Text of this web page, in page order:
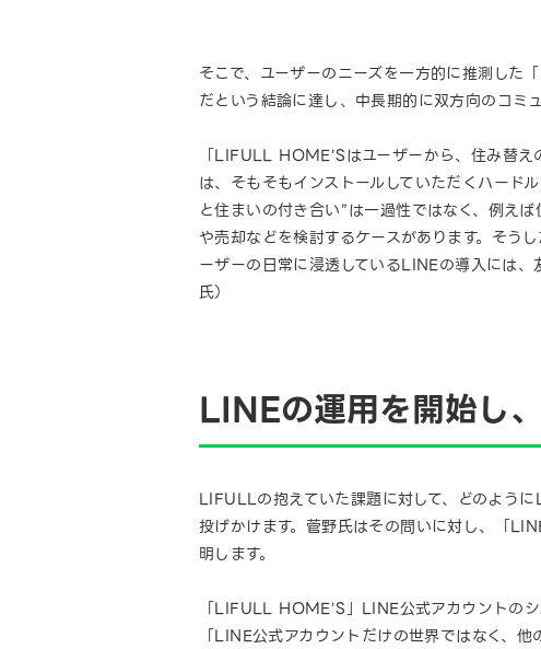
そこで、ユーザーのニーズを一方的に推測した
だという結論に達し、中長期的に双方向のコミ
「LIFULL HOME'Sはユーザーから、住み替
は、そもそもインストールしていただくハード
と住まいの付き合い”は一過性ではなく、例え
や売却などを検討するケースがあります。そ
ーザーの日常に浸透しているLINEの導入には
氏）
LINEの運用を開始し
LIFULLの抱えていた課題に対して、どのよう
投げかけます。菅野氏はその問いに対し、「
明します。
「LIFULL HOME'S」LINE公式アカウントの
「LINE公式アカウントだけの世界ではなく、